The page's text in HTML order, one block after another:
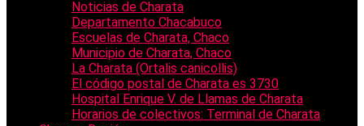
Noticias de Charata
Departamento Chacabuco
Escuelas de Charata, Chaco
Municipio de Charata, Chaco
La Charata (Ortalis canicollis)
El código postal de Charata es 3730
Hospital Enrique V. de Llamas de Charata
Horarios de colectivos: Terminal de Charata